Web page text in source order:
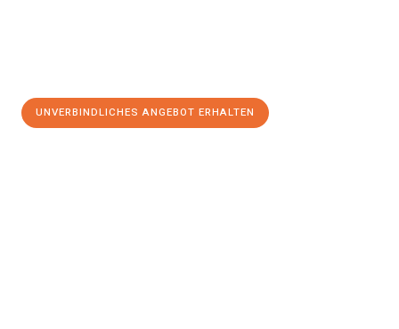
UNVERBINDLICHES ANGEBOT ERHALTEN